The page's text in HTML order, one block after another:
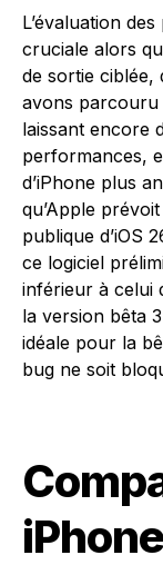
L’évaluation
cruciale alors
de sortie ciblée,
avons parcouru
laissant encore
performances,
d’iPhone plus
qu’Apple
publique d’iOS
ce logiciel
inférieur à celui
la version bêta
idéale pour la
bug ne soit